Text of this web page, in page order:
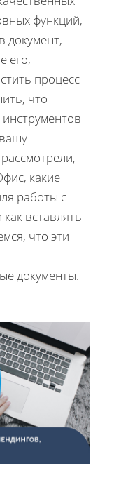
функций,
документ,
его,
процесс
что
какие
работы с
вставлять
что эти
документы.